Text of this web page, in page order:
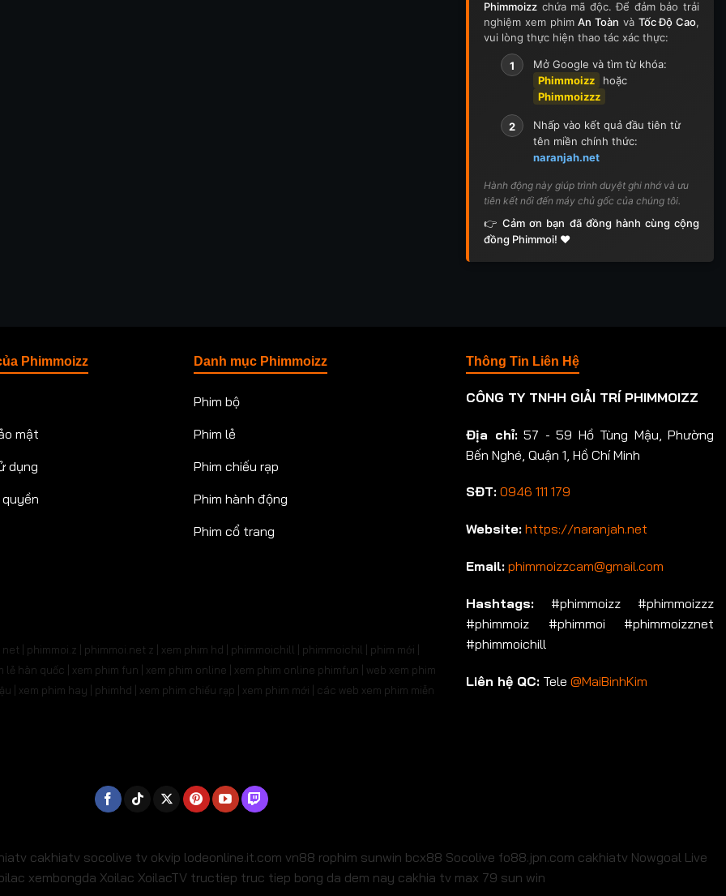
Phimmoizz chứa mã độc. Để đảm bảo trải
nghiệm xem phimAn Toàn và Tốc Độ Cao,
vui lòng thực hiện thao tác xác thực:
1
Mở Google và tìm từ khóa:
Phimmoizz
hoặc
Phimmoizzz
2
Nhấp vào kết quả đầu tiên từ
tên miền chính thức:
naranjah.net
Hành động này giúp trình duyệt ghi nhớ và ưu
tiên kết nối đến máy chủ gốc của chúng tôi.
👉 Cảm ơn bạn đã đồng hành cùng cộng
đồng Phimmoi! ❤️
Phimmoizz
mật
dụng
Danh mục Phimmoizz
Phim bộ
Phim lẻ
Phim chiếu rạp
Phim hành động
Phim cổ trang
| phimmoi.z | phimmoi.net z | xem phim hd | phimmoichill | phimmoichil | phim mới |
hàn quốc | xem phim fun | xem phim online | xem phim online phimfun | web xem phim
| xem phim hay | phimhd | xem phim chiếu rạp | xem phim mới | các web xem phim miễn
Thông Tin Liên Hệ
CÔNG TY TNHH GIẢI TRÍ PHIMMOIZZ
Địa chỉ:57 - 59 Hồ Tùng Mậu, Phường
Bến Nghé, Quận 1, Hồ Chí Minh
SĐT: 0946 111 179
Website: https://naranjah.net
Email: phimmoizzcam@gmail.com
Hashtags: #phimmoizz #phimmoizzz
#phimmoiz #phimmoi #phimmoizznet
#phimmoichill
Liên hệ QC: Tele @MaiBinhKim
cakhiatv socolive tv okvip lodeonline.it.com vn88 rophim sunwin bcx88 Socolive fo88.jpn.com cakhiatv Nowgoal Live
xembongda Xoilac XoilacTV tructiep truc tiep bong da dem nay cakhia tv max 79 sun win